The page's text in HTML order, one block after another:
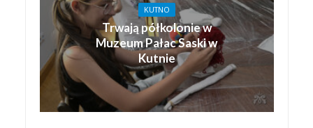
KUTNO
Trwają półkolonie w
Muzeum Pałac Saski w
Kutnie